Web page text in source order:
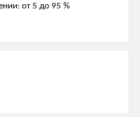
от 5 до 95 %